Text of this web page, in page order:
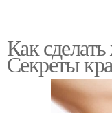
Зарядка для
Как
Секреты